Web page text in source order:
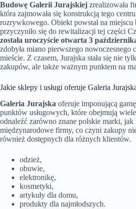
Budowę Galerii Jurajskiej zrealizowała
która zajmowała się konstrukcją tego
rozrywkowego. Obiekt powstał na miejscu
przyczyniło się do rewitalizacji tej części
została uroczyście otwarta 3
zdobyła miano pierwszego nowoczesnego
mieście. Z czasem, Jurajska stała się nie
zakupów, ale także ważnym punktem na
Jakie sklepy i usługi oferuje Galeria
Galeria Jurajska oferuje imponującą
punktów usługowych, które obejmują
odnaleźć zarówno znane polskie marki, jak
międzynarodowe firmy, co czyni zakupy
również dostępnych dla różnych klientów.
odzież,
obuwie,
elektronikę,
kosmetyki,
artykuły dla domu,
produkty dla najmłodszych.